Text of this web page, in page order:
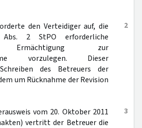
2
den Verteidiger auf, die
Abs. 2 StPO erforderliche
Ermächtigung zur
vorzulegen. Dieser
des Betreuers der
um Rücknahme der Revision
3
vom 20. Oktober 2011
vertritt der Betreuer die